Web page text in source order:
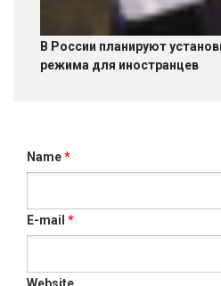
В России планируют
режима для иностранцев
Name*
E-mail *
Website